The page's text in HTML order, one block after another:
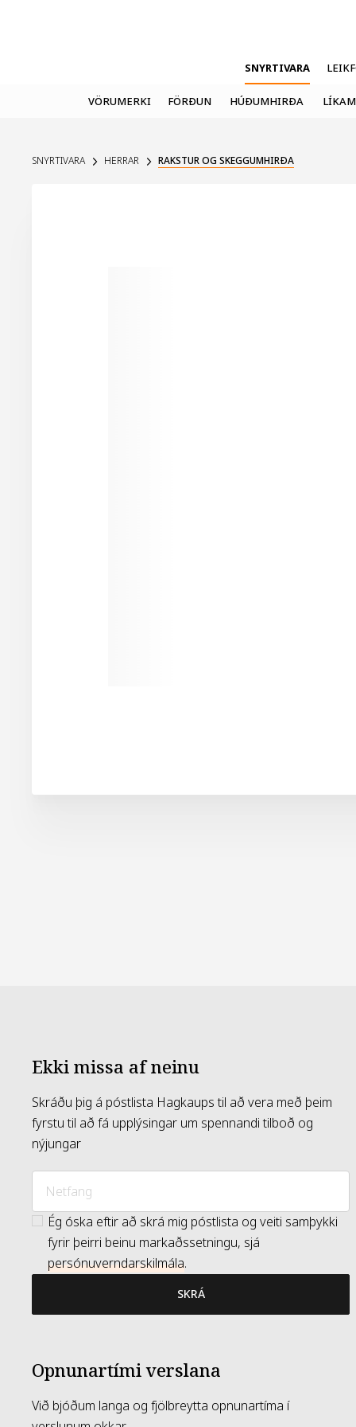
SNYRTIVARA
VÖRUMERKI FÖRÐUN HÚÐUMHIRÐA
SNYRTIVARA HERRAR RAKSTUR OG SKEGGUMHIRÐA
Ekki missa af neinu
Skráðu þig á póstlista Hagkaups til að vera með þeim
fyrstu til að fá upplýsingar um spennandi tilboð og
nýjungar
Ég óska eftir að skrá mig póstlista og veiti samþykki
fyrir þeirri beinu markaðssetningu, sjá
persónuverndarskilmála.
SKRÁ
Opnunartími verslana
Við bjóðum langa og fjölbreytta opnunartíma í